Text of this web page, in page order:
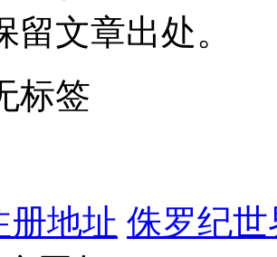
留文章出处。
标签
册地址 侏罗纪世